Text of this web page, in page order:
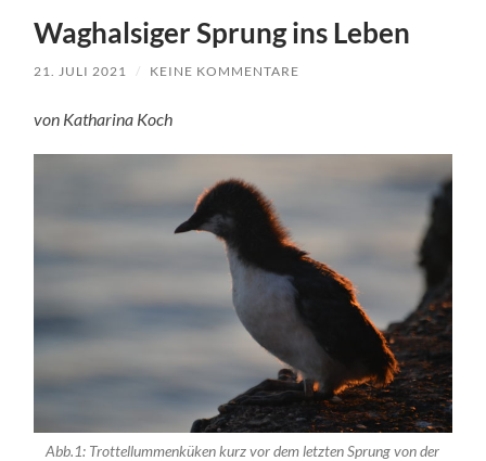
Waghalsiger Sprung ins Leben
21. JULI 2021 / KEINE KOMMENTARE
von Katharina Koch
Abb.1: Trottellummenküken kurz vor dem letzten Sprung von der